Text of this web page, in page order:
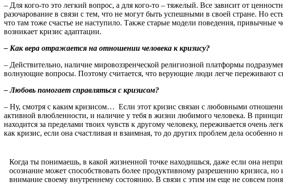
– Для кого-то это легкий вопрос, а для кого-то – тяжелый. Все зависит от
разочарование в связи с тем, что не могут быть успешными в своей стране. Но
что там тоже счастье не наступило. Также старые модели поведения, привычные
возникает кризис адаптации.
– Как вера отражается на отношении человека к кризису?
– Действительно, наличие мировоззренческой религиозной платформы
волнующие вопросы. Поэтому считается, что верующие люди легче переживают
– Любовь помогает справляться с кризисом?
– Ну, смотря с каким кризисом… Если этот кризис связан с любовными
активной влюбленности, и наличие у тебя в жизни любимого человека. В
находится за пределами твоих чувств к другому человеку, переживается очень
как кризис, если она счастливая и взаимная, то до других проблем дела особенно
Когда ты понимаешь, в какой жизненной точке находишься, даже если она
осознание может способствовать более продуктивному разрешению кризиса,
внимание своему внутреннему состоянию. В связи с этим им еще не совсем